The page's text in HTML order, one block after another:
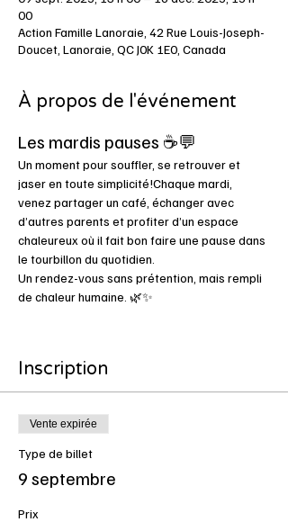
00
Action Famille Lanoraie, 42 Rue Louis-Joseph-
Doucet, Lanoraie, QC J0K 1E0, Canada
À propos de l'événement
Les mardis pauses ☕💬
Un moment pour souffler, se retrouver et
jaser en toute simplicité!Chaque mardi,
venez partager un café, échanger avec
d’autres parents et profiter d’un espace
chaleureux où il fait bon faire une pause dans
le tourbillon du quotidien.
Un rendez-vous sans prétention, mais rempli
de chaleur humaine. 🌿✨
Inscription
Vente expirée
Type de billet
9 septembre
Prix